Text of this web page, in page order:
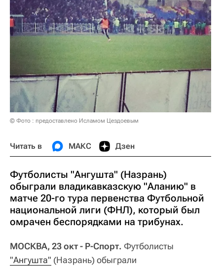
© Фото : предоставлено Исламом Цездоевым
Читать в МАКС Дзен
Футболисты "Ангушта" (Назрань)
обыграли владикавказскую "Аланию" в
матче 20-го тура первенства Футбольной
национальной лиги (ФНЛ), который был
омрачен беспорядками на трибунах.
МОСКВА, 23 окт - Р-Спорт. Футболисты
"Ангушта" (Назрань) обыграли